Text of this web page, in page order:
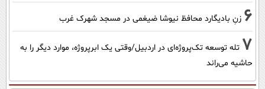
6 زنِ بادیگارد محافظ نیوشا ضیغمی در مسجد شهرک غرب
7 تله توسعه تک‌پروژه‌ای در اردبیل/وقتی یک ابرپروژه، موارد دیگر را به
حاشیه می‌راند